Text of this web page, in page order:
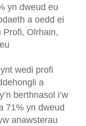
yn dweud eu
a oedd ei
Profi, Olrhain,
wedi profi
a
berthnasol i’w
71% yn dweud
anawsterau